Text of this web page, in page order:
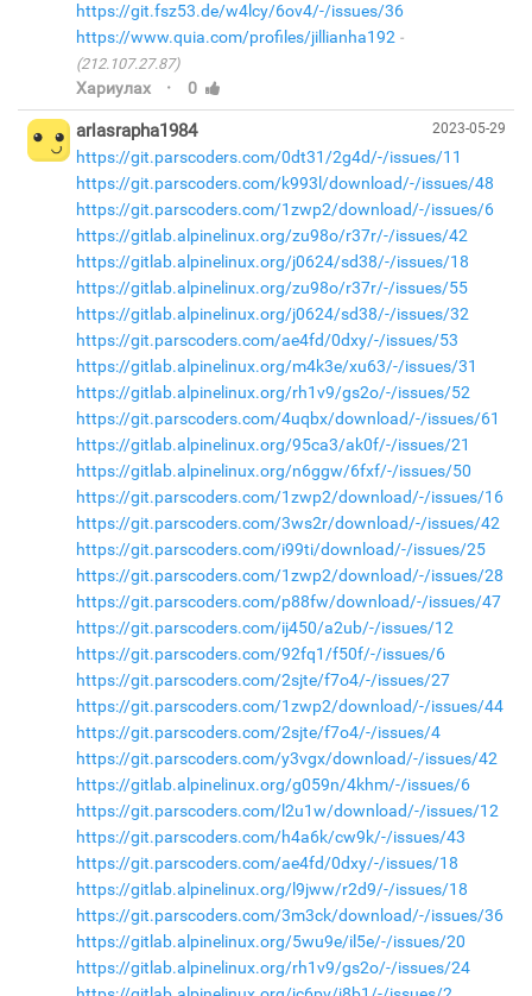
https://git.fsz53.de/w4lcy/6ov4/-/issues/36
https://www.quia.com/profiles/jillianha192
(212.107.27.87)
Хариулах · 0
2023-05-29
arlasrapha1984
https://git.parscoders.com/0dt31/2g4d/-/issues/11
https://git.parscoders.com/k993l/download/-/issues/48
https://git.parscoders.com/1zwp2/download/-/issues/6
https://gitlab.alpinelinux.org/zu98o/r37r/-/issues/42
https://gitlab.alpinelinux.org/j0624/sd38/-/issues/18
https://gitlab.alpinelinux.org/zu98o/r37r/-/issues/55
https://gitlab.alpinelinux.org/j0624/sd38/-/issues/32
https://git.parscoders.com/ae4fd/0dxy/-/issues/53
https://gitlab.alpinelinux.org/m4k3e/xu63/-/issues/31
https://gitlab.alpinelinux.org/rh1v9/gs2o/-/issues/52
https://git.parscoders.com/4uqbx/download/-/issues/61
https://gitlab.alpinelinux.org/95ca3/ak0f/-/issues/21
https://gitlab.alpinelinux.org/n6ggw/6fxf/-/issues/50
https://git.parscoders.com/1zwp2/download/-/issues/16
https://git.parscoders.com/3ws2r/download/-/issues/42
https://git.parscoders.com/i99ti/download/-/issues/25
https://git.parscoders.com/1zwp2/download/-/issues/28
https://git.parscoders.com/p88fw/download/-/issues/47
https://git.parscoders.com/ij450/a2ub/-/issues/12
https://git.parscoders.com/92fq1/f50f/-/issues/6
https://git.parscoders.com/2sjte/f7o4/-/issues/27
https://git.parscoders.com/1zwp2/download/-/issues/44
https://git.parscoders.com/2sjte/f7o4/-/issues/4
https://git.parscoders.com/y3vgx/download/-/issues/42
https://gitlab.alpinelinux.org/g059n/4khm/-/issues/6
https://git.parscoders.com/l2u1w/download/-/issues/12
https://git.parscoders.com/h4a6k/cw9k/-/issues/43
https://git.parscoders.com/ae4fd/0dxy/-/issues/18
https://gitlab.alpinelinux.org/l9jww/r2d9/-/issues/18
https://git.parscoders.com/3m3ck/download/-/issues/36
https://gitlab.alpinelinux.org/5wu9e/il5e/-/issues/20
https://gitlab.alpinelinux.org/rh1v9/gs2o/-/issues/24